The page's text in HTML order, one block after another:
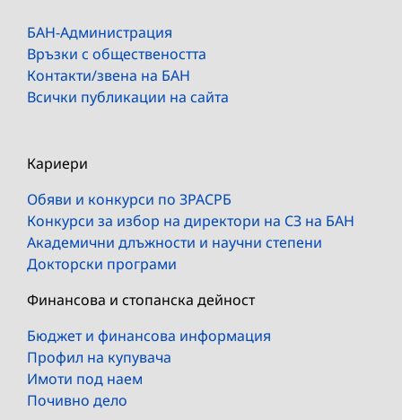
БАН-Администрация
Връзки с обществеността
Контакти/звена на БАН
Всички публикации на сайта
Кариери
Обяви и конкурси по ЗРАСРБ
Конкурси за избор на директори на СЗ на БАН
Академични длъжности и научни степени
Докторски програми
Финансова и стопанска дейност
Бюджет и финансова информация
Профил на купувача
Имоти под наем
Почивно дело